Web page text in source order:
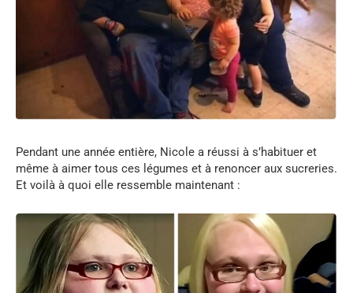
Pendant une année entière, Nicole a réussi à s’habituer et
même à aimer tous ces légumes et à renoncer aux sucreries.
Et voilà à quoi elle ressemble maintenant :